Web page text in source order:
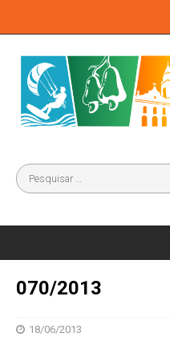
070/2013
18/06/2013